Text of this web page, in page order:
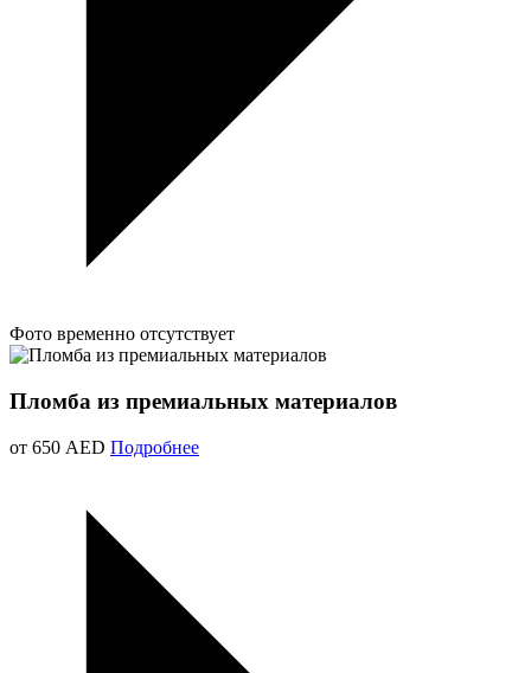
Фото временно отсутствует
Пломба из премиальных материалов
от 650 AED Подробнее